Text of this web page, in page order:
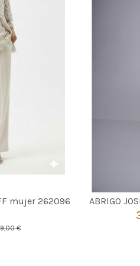
mujer 262096
€
ABRIGO